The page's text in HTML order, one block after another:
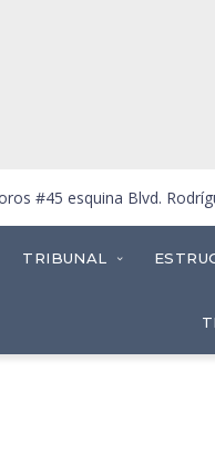
#45 esquina Blvd.
TRIBUNAL